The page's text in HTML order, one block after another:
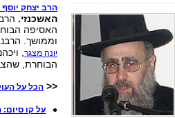
הרב יצחק יוסף
האשכנזי.
האסיפה
וממושך.
יונה מצגר
הבוחרת,
<< הכל על
על קו